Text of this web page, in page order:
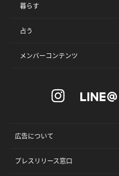
暮らす
占う
メンバーコンテンツ
広告について
プレスリリース窓口